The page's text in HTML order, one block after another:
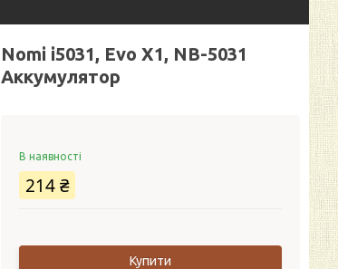
Nomi i5031, Evo X1, NB-5031
Аккумулятор
В наявності
214 ₴
Купити